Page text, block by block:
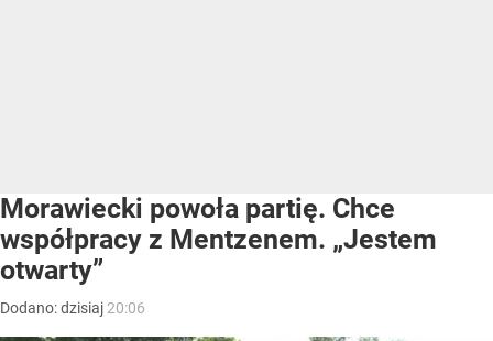
Morawiecki powoła partię. Chce
współpracy z Mentzenem. „Jestem
otwarty”
Dodano:dzisiaj 20:06